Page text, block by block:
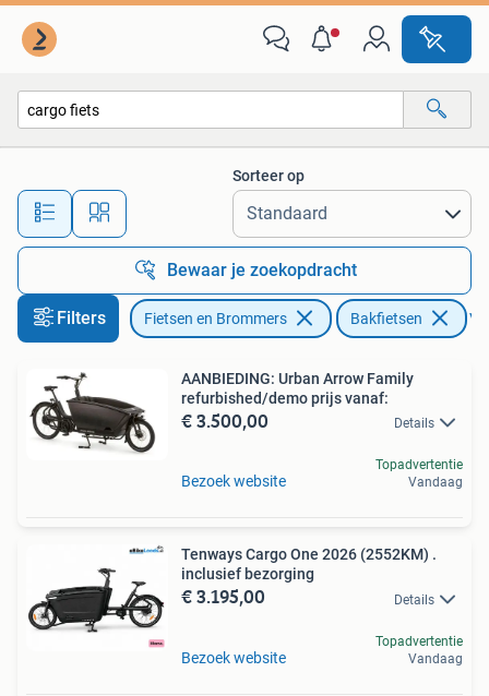
Alle afstanden…
Sorteer op
Bewaar je zoekopdracht
Filters Fietsen en Brommers Bakfietsen
AANBIEDING: Urban Arrow Family
refurbished/demo prijs vanaf:
€ 3.500,00 Details
Bezoek website
Topadvertentie
Vandaag
Tenways Cargo One 2026 (2552KM) .
inclusief bezorging
€ 3.195,00 Details
Bezoek website
Topadvertentie
Vandaag